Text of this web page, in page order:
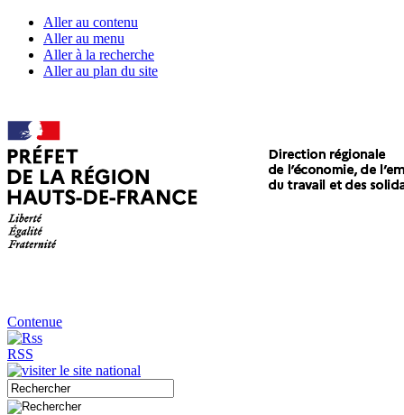
Aller au contenu
Aller au menu
Aller à la recherche
Aller au plan du site
Contenue
RSS